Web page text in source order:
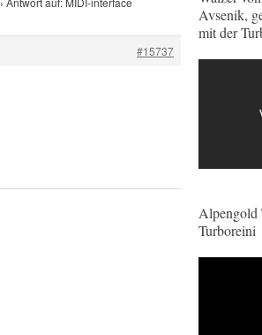
#15737
Avsenik,
mit der
Alpengold
Turboreini